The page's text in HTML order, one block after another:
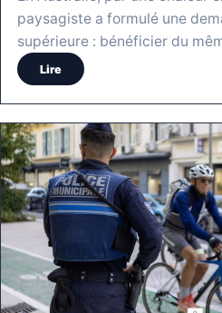
paysagiste a formulé une
supérieure : bénéficier du
Lire